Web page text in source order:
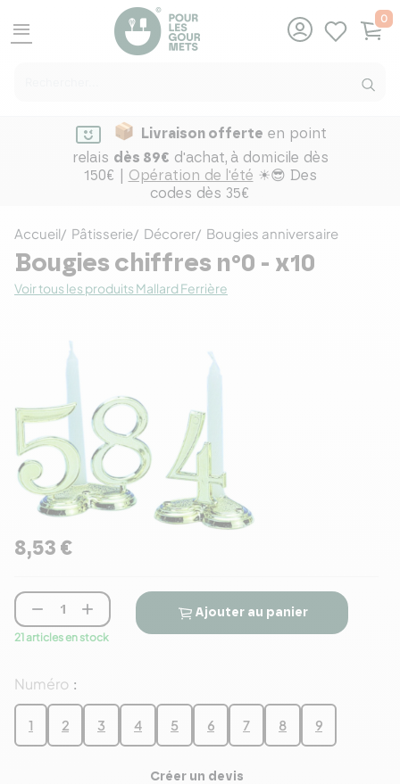
menu
0
Livraison offerte en point
relais dès 89€ d'achat, à domicile dès
150€ | Opération de l'été ☀😎 Des
codes dès 35€
Accueil Pâtisserie Décorer Bougies anniversaire
Bougies chiffres n°0 - x10
Voir tous les produits Mallard Ferrière
8,53 €
Numéro :
1 2 3 4 5 6 7 8 9
 
21 articles en stock
Ajouter au panier
Créer un devis